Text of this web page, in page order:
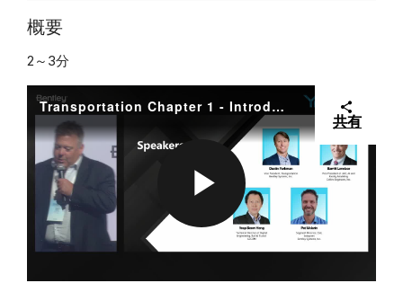
A
Y
概要
2～3分
Transportation Chapter 1 - Introduction
共有
P